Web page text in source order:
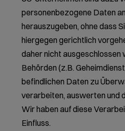
personenbezogene Daten
herauszugeben, ohne dass
hiergegen gerichtlich
daher nicht ausgeschlossen
Behörden (z.B.
befindlichen Daten zu
verarbeiten, auswerten und
Wir haben auf diese
Einfluss.